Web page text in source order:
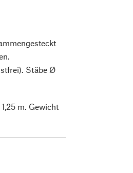
Stäbe Ø
m. Gewicht